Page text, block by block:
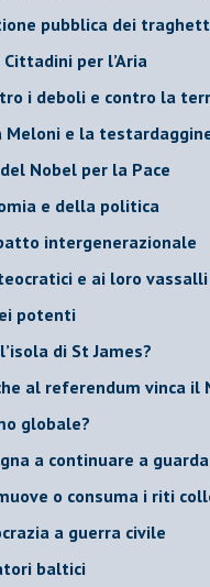
pubblica dei
per l’Aria
i deboli e contro la
e la
Nobel per la Pace
e della politica
intergenerazionale
e ai loro vassalli
potenti
di St James?
al referendum vinca il
globale?
a continuare a
o consuma i riti
a guerra civile
baltici